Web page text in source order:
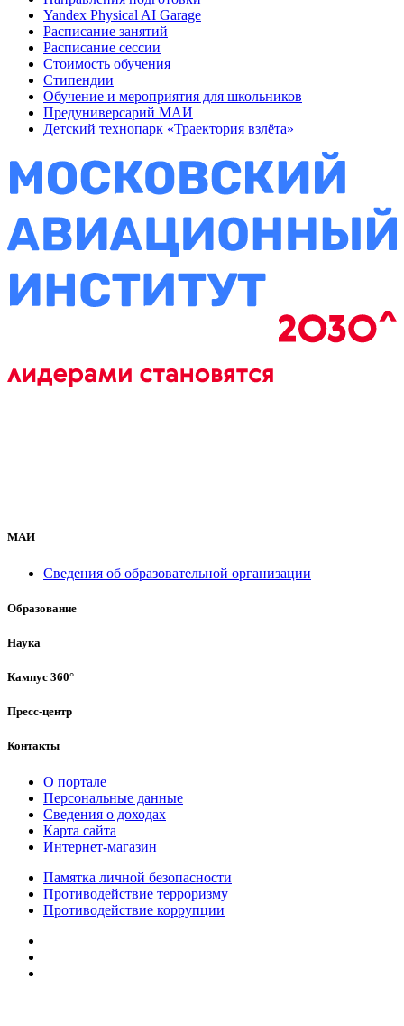
Yandex Physical AI Garage
Расписание занятий
Расписание сессии
Стоимость обучения
Стипендии
Обучение и мероприятия для школьников
Предуниверсарий МАИ
Детский технопарк «Траектория взлёта»
МАИ
Сведения об образовательной организации
Образование
Наука
Кампус 360°
Пресс-центр
Контакты
О портале
Персональные данные
Сведения о доходах
Карта сайта
Интернет-магазин
Памятка личной безопасности
Противодействие терроризму
Противодействие коррупции